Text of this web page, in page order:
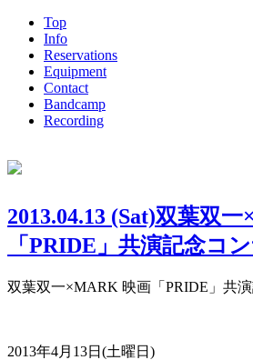
Top
Info
Reservations
Equipment
Contact
Bandcamp
Recording
2013.04.13 (Sat)双葉双
「PRIDE」共演記念コ
双葉双一×MARK 映画「PRIDE」共
2013年4月13日(土曜日)